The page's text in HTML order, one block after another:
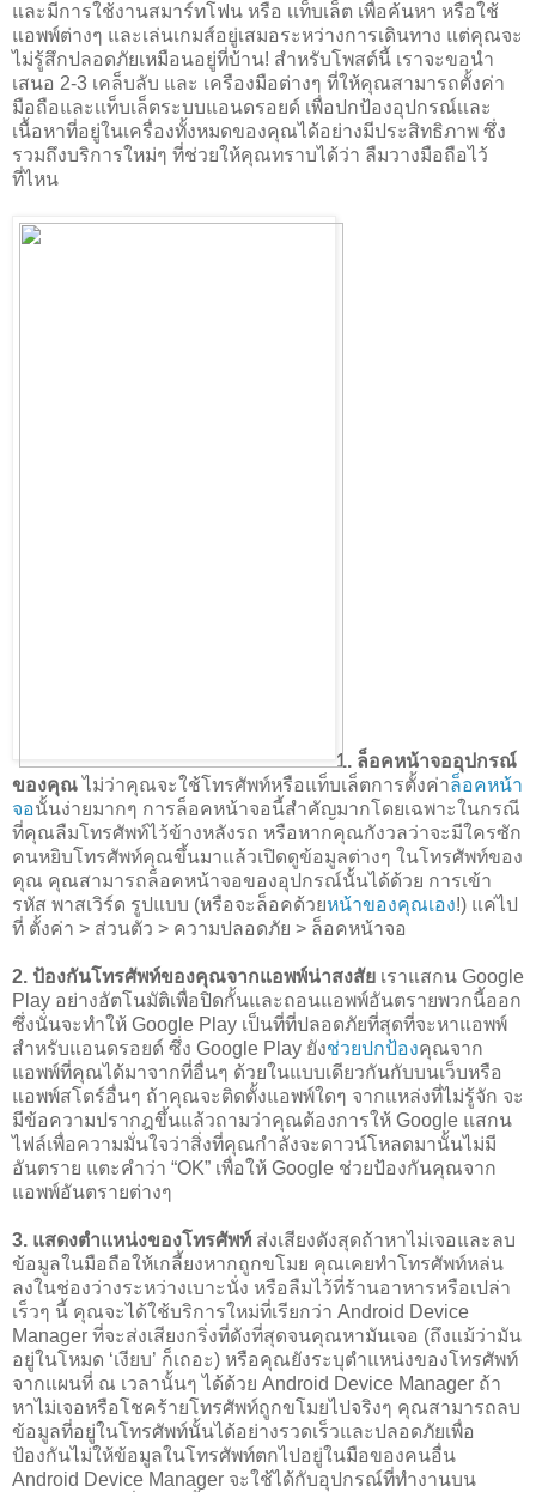
และมีการใช้งานสมาร์ทโฟน หรือ เเท็บเล็ต เพื่อค้นหา หรือใช้
แอพพ์ต่างๆ และเล่นเกมส์อยู่เสมอระหว่างการเดินทาง แต่คุณจะ
ไม่รู้สึกปลอดภัยเหมือนอยู่ที่บ้าน! สำหรับโพสต์นี้ เราจะขอนำ
เสนอ 2-3 เคล็บลับ และ เครืองมือต่างๆ ที่ให้คุณสามารถตั้งค่า
มือถือและเเท็บเล็ตระบบแอนดรอยด์ เพื่อปกป้องอุปกรณ์เเละ
เนื้อหาที่อยู่ในเครื่องทั้งหมดของคุณได้อย่างมีประสิทธิภาพ ซึ่ง
รวมถึงบริการใหม่ๆ ที่ช่วยให้คุณทราบได้ว่า ลืมวางมือถือไว้
ที่ไหน
1. ล็อคหน้าจออุปกรณ์
ของคุณไม่ว่าคุณจะใช้โทรศัพท์หรือแท็บเล็ตการตั้งค่าล็อคหน้า
จอนั้นง่ายมากๆ การล็อคหน้าจอนี้สำคัญมากโดยเฉพาะในกรณี
ที่คุณลืมโทรศัพท์ไว้ข้างหลังรถ หรือหากคุณกังวลว่าจะมีใครซัก
คนหยิบโทรศัพท์คุณขึ้นมาแล้วเปิดดูข้อมูลต่างๆ ในโทรศัพท์ของ
คุณ คุณสามารถล็อคหน้าจอของอุปกรณ์นั้นได้ด้วย การเข้า
รหัส พาสเวิร์ด รูปแบบ (หรือจะล็อคด้วยหน้าของคุณเอง!) แค่ไป
ที่ ตั้งค่า > ส่วนตัว > ความปลอดภัย > ล็อคหน้าจอ
2. ป้องกันโทรศัพท์ของคุณจากแอพพ์น่าสงสัย เราแสกน Google
Play อย่างอัตโนมัติเพื่อปิดกั้นและถอนแอพพ์อันตรายพวกนี้ออก
ซึ่งนั่นจะทำให้ Google Play เป็นที่ที่ปลอดภัยที่สุดที่จะหาแอพพ์
สำหรับแอนดรอยด์ ซึ่ง Google Play ยังช่วยปกป้องคุณจาก
แอพพ์ที่คุณได้มาจากที่อื่นๆ ด้วยในแบบเดียวกันกับบนเว็บหรือ
แอพพ์สโตร์อื่นๆ ถ้าคุณจะติดตั้งแอพพ์ใดๆ จากแหล่งที่ไม่รู้จัก จะ
มีข้อความปรากฎขึ้นแล้วถามว่าคุณต้องการให้ Google แสกน
ไฟล์เพื่อความมั่นใจว่าสิ่งที่คุณกำลังจะดาวน์โหลดมานั้นไม่มี
อันตราย แตะคำว่า “OK” เพื่อให้ Google ช่วยป้องกันคุณจาก
แอพพ์อันตรายต่างๆ
3. แสดงตำแหน่งของโทรศัพท์ ส่งเสียงดังสุดถ้าหาไม่เจอและลบ
ข้อมูลในมือถือให้เกลี้ยงหากถูกขโมย คุณเคยทำโทรศัพท์หล่น
ลงในช่องว่างระหว่างเบาะนั่ง หรือลืมไว้ที่ร้านอาหารหรือเปล่า
เร็วๆ นี้ คุณจะได้ใช้บริการใหม่ที่เรียกว่า Android Device
Manager ที่จะส่งเสียงกริ่งที่ดังที่สุดจนคุณหามันเจอ (ถึงแม้ว่ามัน
อยู่ในโหมด ‘เงียบ’ ก็เถอะ) หรือคุณยังระบุตำแหน่งของโทรศัพท์
จากแผนที่ ณ เวลานั้นๆ ได้ด้วย Android Device Manager ถ้า
หาไม่เจอหรือโชคร้ายโทรศัพท์ถูกขโมยไปจริงๆ คุณสามารถลบ
ข้อมูลที่อยู่ในโทรศัพท์นั้นได้อย่างรวดเร็วและปลอดภัยเพื่อ
ป้องกันไม่ให้ข้อมูลในโทรศัพท์ตกไปอยู่ในมือของคนอื่น
Android Device Manager จะใช้ได้กับอุปกรณ์ที่ทำงานบน